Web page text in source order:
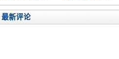
最新评论